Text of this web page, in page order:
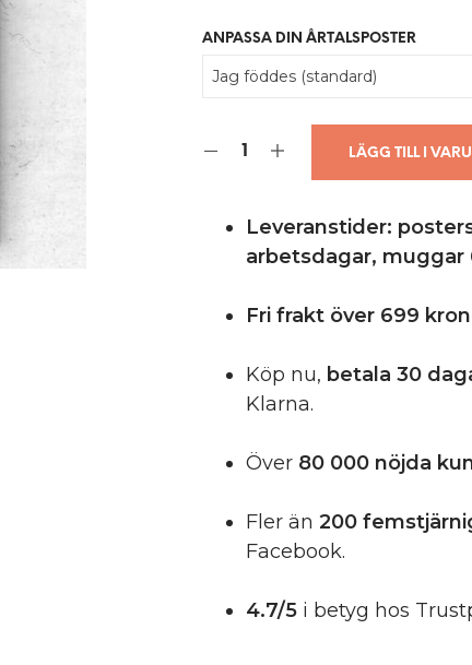
ANPASSA DIN ÅRTALSPOSTER
LÄGG TILL I
Leveranstider:
arbetsdagar, muggar
Fri frakt över 699
Köp nu, betala 30
Klarna.
Över 80 000 nöjda
Fler än 200
Facebook.
4.7/5i betyg hos